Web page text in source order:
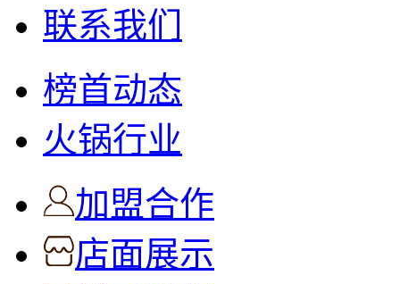
联系我们
榜首动态
火锅行业
加盟合作
店面展示